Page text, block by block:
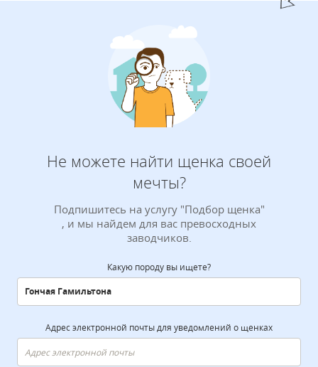
Не можете найти щенка своей
мечты?
Подпишитесь на услугу "Подбор щенка"
, и мы найдем для вас превосходных
заводчиков.
Какую породу вы ищете?
Адрес электронной почты для уведомлений о щенках